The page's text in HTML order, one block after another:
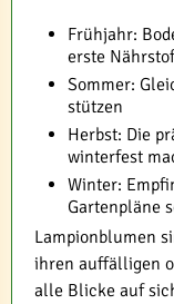
Frühjahr:
erste
Sommer:
stützen
Herbst: Die
winterfest
Winter:
Gartenpläne
Lampionblumen
ihren auffälligen
alle Blicke auf